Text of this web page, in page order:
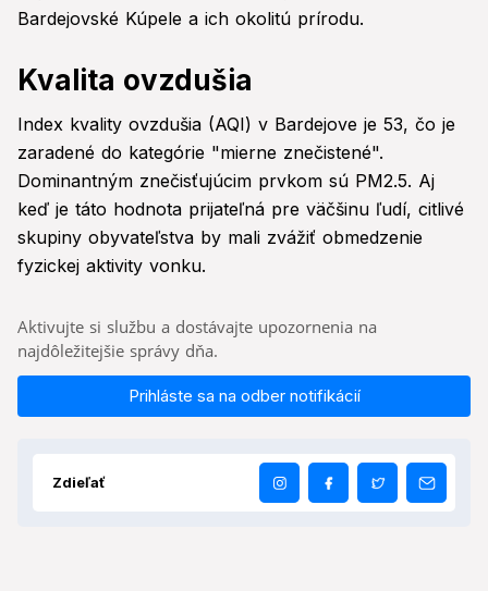
Bardejovské Kúpele a ich okolitú prírodu.
Kvalita ovzdušia
Index kvality ovzdušia (AQI) v Bardejove je 53, čo je
zaradené do kategórie "mierne znečistené".
Dominantným znečisťujúcim prvkom sú PM2.5. Aj
keď je táto hodnota prijateľná pre väčšinu ľudí, citlivé
skupiny obyvateľstva by mali zvážiť obmedzenie
fyzickej aktivity vonku.
Aktivujte si službu a dostávajte upozornenia na
najdôležitejšie správy dňa.
Prihláste sa na odber notifikácií
Zdieľať